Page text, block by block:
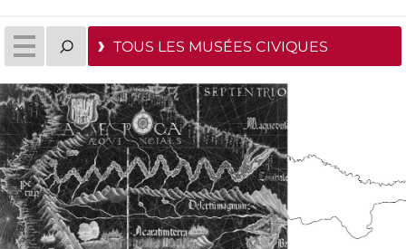
TOUS LES MUSÉES CIVIQUES